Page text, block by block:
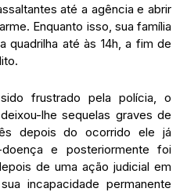
até a agência e abrir
Enquanto isso, sua família
até às 14h, a fim de
frustrado pela polícia, o
lhe sequelas graves de
depois do ocorrido ele já
e posteriormente foi
de uma ação judicial em
incapacidade permanente